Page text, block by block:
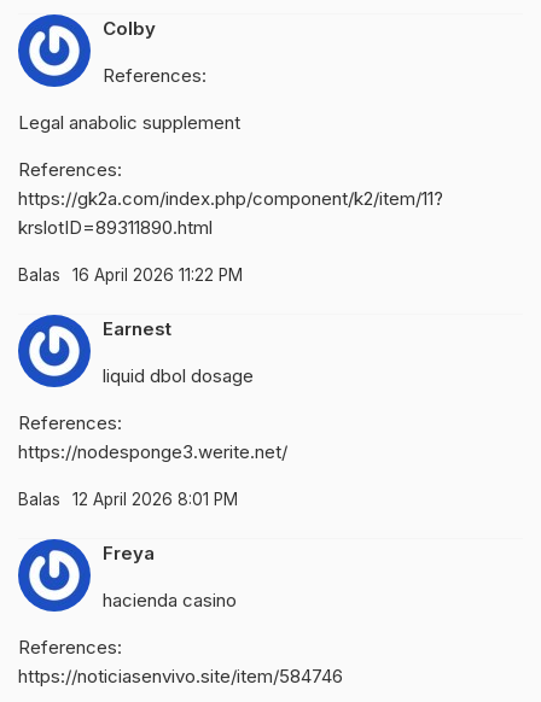
Colby
References:
Legal anabolic supplement
References:
https://gk2a.com/index.php/component/k2/item/11?
krslotID=89311890.html
Balas 16 April 2026 11:22 PM
Earnest
liquid dbol dosage
References:
https://nodesponge3.werite.net/
Balas 12 April 2026 8:01 PM
Freya
hacienda casino
References:
https://noticiasenvivo.site/item/584746